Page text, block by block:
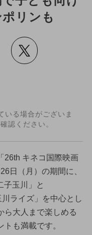
リンも
いる場合がございま
認ください。
26th キネコ国際映画
日（月）の期間に、
子玉川」と
ライズ」を中心とし
ら大人まで楽しめる
も満載です。